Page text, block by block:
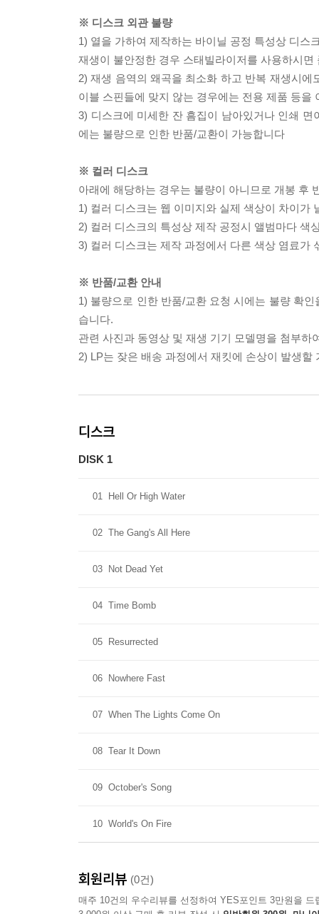
※ 디스크 외관 불량
1) 열을 가하여 제작하는 바이닐 공정 특성상 디스
재생이 불안정한 경우 스태빌라이저를 사용하시
2) 재생 음역의 왜곡을 최소화 하고 반복 재생시
이블 스핀들에 맞지 않는 경우에는 전용 제품 등
3) 디스크에 미세한 잔 흠집이 남아있거나 인쇄
에는 불량으로 인한 반품/교환이 가능합니다
※ 컬러 디스크
아래에 해당하는 경우는 불량이 아니므로 개봉 후
1) 컬러 디스크는 웹 이미지와 실제 색상이 차이가
2) 컬러 디스크의 특성상 제작 공정시 앨범마다 색
3) 컬러 디스크는 제작 과정에서 다른 색상 염료가
※ 반품/교환 안내
1) 불량으로 인한 반품/교환 요청 시에는 불량 확
습니다.
관련 사진과 동영상 및 재생 기기 모델명을 첨부하
2) LP는 잦은 배송 과정에서 재킷에 손상이 발생
디스크
DISK 1
01 Hell Or High Water
02 The Gang's All Here
03 Not Dead Yet
04 Time Bomb
05 Resurrected
06 Nowhere Fast
07 When The Lights Come On
08 Tear It Down
09 October's Song
10 World's On Fire
회원리뷰 (0건)
매주 10건의 우수리뷰를 선정하여 YES포인트 3만원을 드